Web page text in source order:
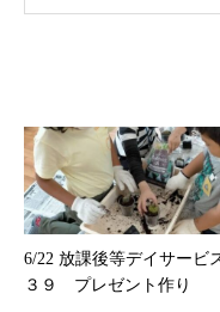
6/22 放課後等デイサービ
３９ プレゼント作り